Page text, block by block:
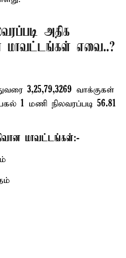
அதிக
மாவட்டங்கள் எவை..?
3,25,79,3269 வாக்குகள்
1 மணி நிலவரப்படி 56.81
மாவட்டங்கள்:-